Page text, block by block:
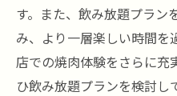
す。また、飲み放題プラン
み、より一層楽しい時間を
店での焼肉体験をさらに充
ひ飲み放題プランを検討し